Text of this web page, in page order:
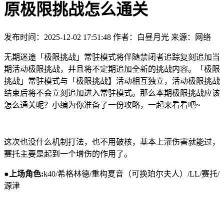
原极限挑战怎么通关
发布时间：2025-12-02 17:51:48 作者：白昼月光 来源：网络
无期迷途「极限挑战」常驻模式将伴随禁闭者追踪复刻追加当
期活动极限挑战，并且将不定期追加全新的挑战内容。「极限
挑战」常驻模式与「极限挑战】活动相互独立，活动极限挑战
结束后将不会立刻追加进入常驻模式。那么本期极限挑战应该
怎么通关呢？小编为你准备了一份攻略，一起来看看吧~
这次也没什么机制打法，也不用破核，基本上灌伤害就能过，
赛托主要是起到一个增伤的作用了。
●上场角色:k40/希格林德/重构夏音（可换珀尔夫人）/LL/赛托/
源津